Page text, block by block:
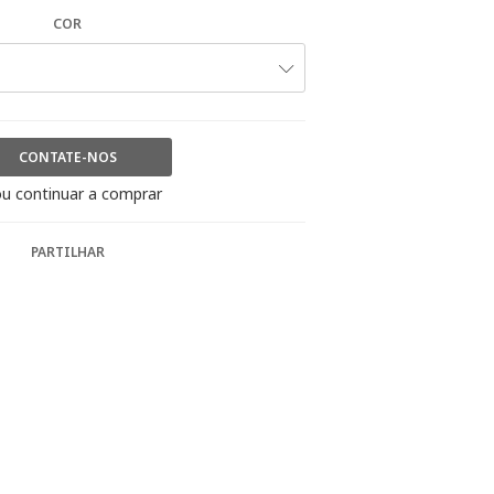
COR
CONTATE-NOS
continuar a comprar
PARTILHAR